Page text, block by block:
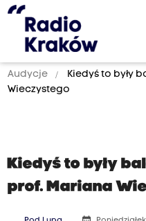
Audycje
Kiedyś to były
Wieczystego
Kiedyś to były
prof. Mariana